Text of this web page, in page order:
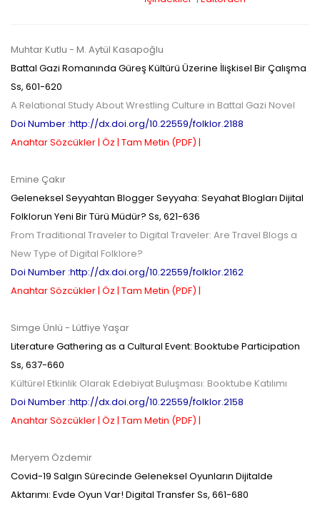
Dergiye makale
sonraki öndenetim,
Alan Editörü değerlendirmesi
Dergipark üzerinden
gerçekleştirilmektedir.
Muhtar Kutlu - M. Aytül Kasapoğlu
Battal Gazi Romanında Güreş Kültürü Üzerine İlişkisel Bir Çalışma
Ss, 601-620
A Relational Study About Wrestling Culture in Battal Gazi Novel
Doi Number :http://dx.doi.org/10.22559/folklor.2188
Anahtar Sözcükler | Öz | Tam Metin (PDF) |
Emine Çakır
Geleneksel Seyyahtan Blogger Seyyaha: Seyahat Blogları Dijital
Folklorun Yeni Bir Türü Müdür? Ss, 621-636
From Traditional Traveler to Digital Traveler: Are Travel Blogs a
New Type of Digital Folklore?
Doi Number :http://dx.doi.org/10.22559/folklor.2162
Anahtar Sözcükler | Öz | Tam Metin (PDF) |
Simge Ünlü - Lütfiye Yaşar
Literature Gathering as a Cultural Event: Booktube Participation
Ss, 637-660
Kültürel Etkinlik Olarak Edebiyat Buluşması: Booktube Katılımı
Doi Number :http://dx.doi.org/10.22559/folklor.2158
Anahtar Sözcükler | Öz | Tam Metin (PDF) |
Meryem Özdemir
Covid-19 Salgın Sürecinde Geleneksel Oyunların Dijitalde
Aktarımı: Evde Oyun Var! Digital TransferSs, 661-680